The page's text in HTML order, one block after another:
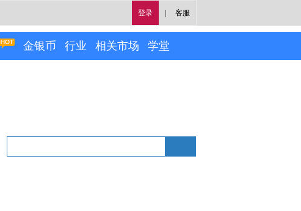
登录 客服
金银币 行业 相关市场 学堂